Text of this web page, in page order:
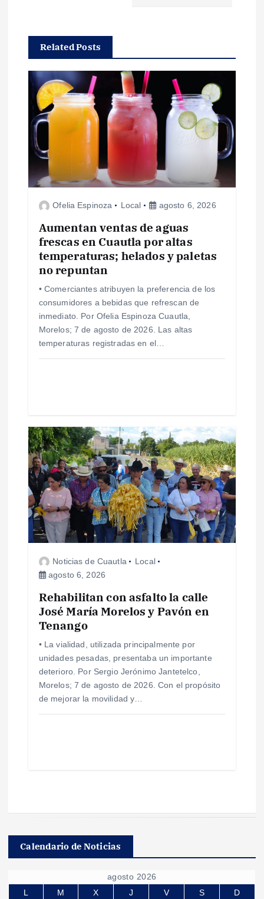
c
ó
n
d
e
s
Related Posts
Ofelia Espinoza Local agosto 6, 2026
Aumentan ventas de aguas
frescas en Cuautla por altas
temperaturas; helados y paletas
no repuntan
• Comerciantes atribuyen la preferencia de los
consumidores a bebidas que refrescan de
inmediato. Por Ofelia Espinoza Cuautla,
Morelos; 7 de agosto de 2026. Las altas
temperaturas registradas en el…
Noticias de Cuautla
Local
agosto 6, 2026
Rehabilitan con asfalto la calle
José María Morelos y Pavón en
Tenango
• La vialidad, utilizada principalmente por
unidades pesadas, presentaba un importante
deterioro. Por Sergio Jerónimo Jantetelco,
Morelos; 7 de agosto de 2026. Con el propósito
de mejorar la movilidad y…
Calendario de Noticias
agosto 2026
L
M X J V S
D